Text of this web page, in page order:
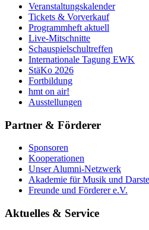
Veranstaltungskalender
Tickets & Vorverkauf
Programmheft aktuell
Live-Mitschnitte
Schauspielschultreffen
Internationale Tagung EWK
StäKo 2026
Fortbildung
hmt on air!
Ausstellungen
Partner & Förderer
Sponsoren
Kooperationen
Unser Alumni-Netzwerk
Akademie für Musik und
Freunde und Förderer e.V.
Aktuelles & Service